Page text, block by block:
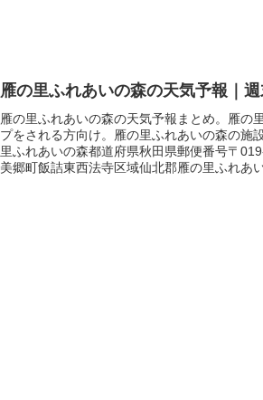
雁の里ふれあいの森の天気予報｜
雁の里ふれあいの森の天気予報まとめ。雁の
プをされる方向け。雁の里ふれあいの森の施
里ふれあいの森都道府県秋田県郵便番号〒
美郷町飯詰東西法寺区域仙北郡雁の里ふれあい